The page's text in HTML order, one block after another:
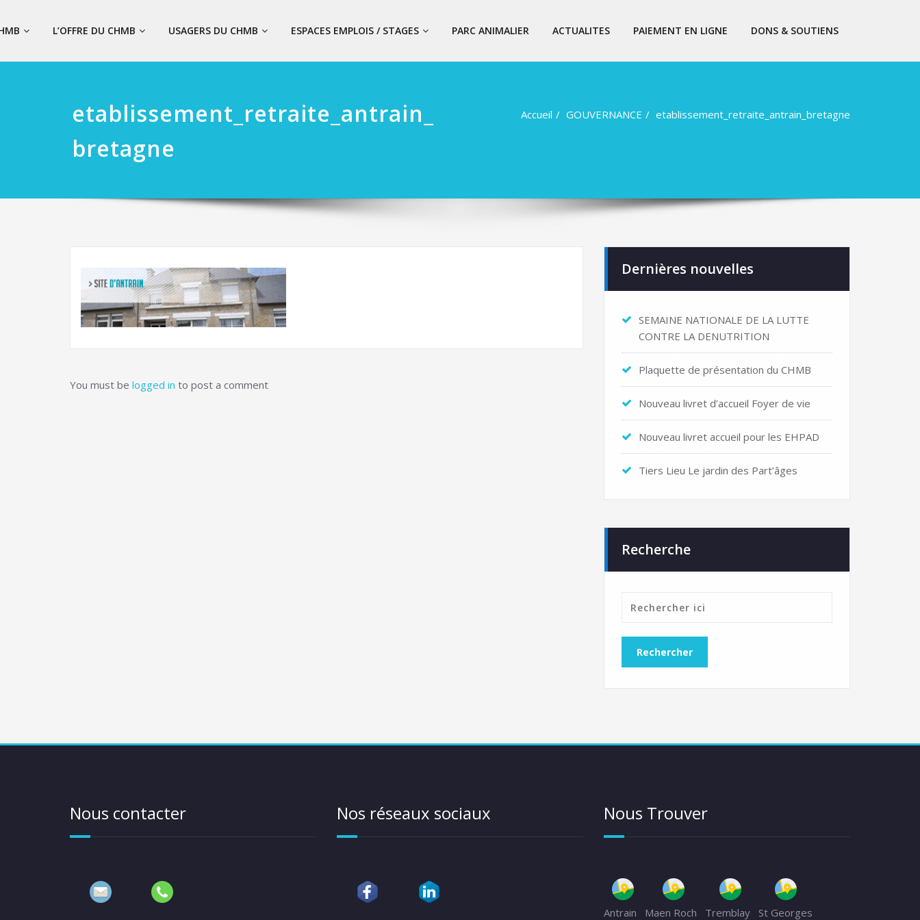
L’OFFRE DU CHMB USAGERS DU CHMB ESPACES EMPLOIS / STAGES PARC ANIMALIER ACTUALITES PAIEMENT EN LIGNE DONS & SOUTIENS
etablissement_retraite_antrain_
bretagne
Accueil GOUVERNANCE etablissement_retraite_antrain_bretagne
You must be logged in to post a comment
Dernières nouvelles
SEMAINE NATIONALE DE LA LUTTE
CONTRE LA DENUTRITION
Plaquette de présentation du CHMB
Nouveau livret d’accueil Foyer de vie
Nouveau livret accueil pour les EHPAD
Tiers Lieu Le jardin des Part’âges
Recherche
Nous contacter Nos réseaux sociaux Nous Trouver
Antrain Maen Roch Tremblay St Georges